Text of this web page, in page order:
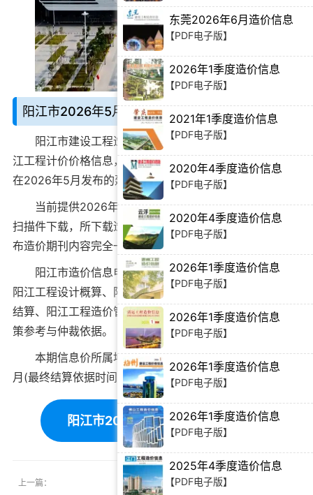
阳江市2026年5月造价信息说明：
阳江市建设工程造价信息期刊 别名阳江造价期刊、阳
江工程计价价格信息，由阳江市建设工程造价管理站官方
在2026年5月发布的建筑材料价格信息。
当前提供2026年5月阳江市工程造价信息PDF电子版
扫描件下载，所下载造价信息与阳江市造价管理站官方发
布造价期刊内容完全一致。
阳江市造价信息电子版可为 阳江工程造价招标投标
阳江工程设计概算、 阳江建设施工图预算、阳江工程竣工
结算、 阳江工程造价管理审计等提供建筑材料价格编制决
策参考与仲裁依据。
本期信息价所属地域：阳江，对应时间为：2026年5
月(最终结算依据时间需根据工程双方签订合同为准)。
阳江市2026年5月造价信息下载
上一篇：
东莞2026年6月造价信息
【PDF电子版】
2026年1季度造价信息
【PDF电子版】
2021年1季度造价信息
【PDF电子版】
2020年4季度造价信息
【PDF电子版】
2020年4季度造价信息
【PDF电子版】
2026年1季度造价信息
【PDF电子版】
2026年1季度造价信息
【PDF电子版】
2026年1季度造价信息
【PDF电子版】
2026年1季度造价信息
【PDF电子版】
2025年4季度造价信息
【PDF电子版】